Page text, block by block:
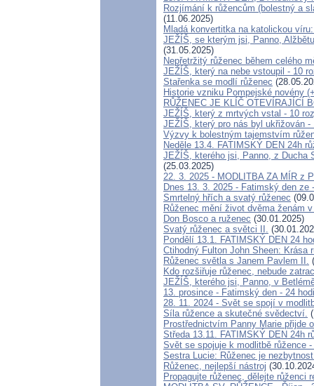
Rozjímání k růžencům (bolestný a
(11.06.2025)
Mladá konvertitka na katolickou
JEŽÍŠ, se kterým jsi, Panno,
(31.05.2025)
Nepřetržitý růženec během celého
JEŽÍŠ, který na nebe vstoupil - 10
Stařenka se modlí růženec
Historie vzniku Pompejské novény
RŮŽENEC JE KLÍČ OTEVÍRAJÍCÍ
JEŽÍŠ, který z mrtvých vstal - 10
JEŽÍŠ, který pro nás byl ukřižován
Výzvy k bolestným tajemstvím
Neděle 13.4. FATIMSKÝ DEN 24h
JEŽÍŠ, kterého jsi, Panno, z Ducha
(25.03.2025)
22. 3. 2025 - MODLITBA ZA MÍR z
Dnes 13. 3. 2025 - Fatimský den
Smrtelný hřích a svatý růženec
Růženec mění život dvěma ženám
Don Bosco a ruženec (30.01.2025)
Svatý růženec a světci II.
Pondělí 13.1. FATIMSKÝ DEN 24
Ctihodný Fulton John Sheen: Krása
Růženec světla s Janem Pavlem II.
Kdo rozšiřuje růženec, nebude
JEŽÍŠ, kterého jsi, Panno, v
13. prosince - Fatimský den - 24
28. 11. 2024 - Svět se spojí v
Síla růžence a skutečné svědectví.
Prostřednictvím Panny Marie přijde
Středa 13.11. FATIMSKÝ DEN 24h
Svět se spojuje k modlitbě růžence
Sestra Lucie: Růženec je
Růženec, nejlepší nástroj
Propagujte růženec, dělejte růženci